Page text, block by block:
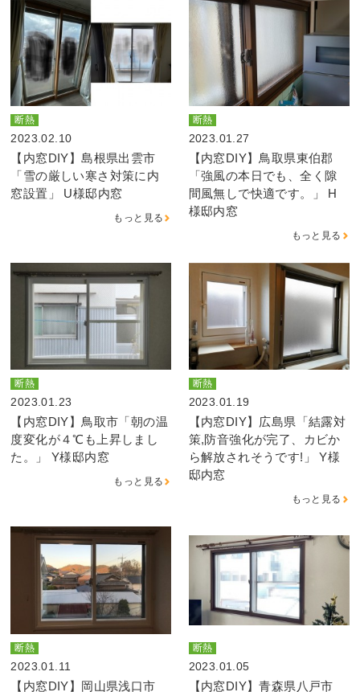
断熱
2023.02.10
【内窓DIY】島根県出雲市
「雪の厳しい寒さ対策に内
窓設置」 U様邸内窓
もっと見る
断熱
2023.01.27
【内窓DIY】鳥取県東伯郡
「強風の本日でも、全く隙
間風無しで快適です。」 H
様邸内窓
もっと見る
断熱
2023.01.23
【内窓DIY】鳥取市「朝の温
度変化が４℃も上昇しまし
た。」 Y様邸内窓
もっと見る
断熱
2023.01.19
【内窓DIY】広島県「結露対
策,防音強化が完了、カビか
ら解放されそうです!」 Y様
邸内窓
もっと見る
断熱
2023.01.11
【内窓DIY】岡山県浅口市
断熱
2023.01.05
【内窓DIY】青森県八戸市